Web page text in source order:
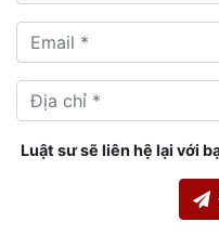
Luật sư sẽ liên hệ lại với